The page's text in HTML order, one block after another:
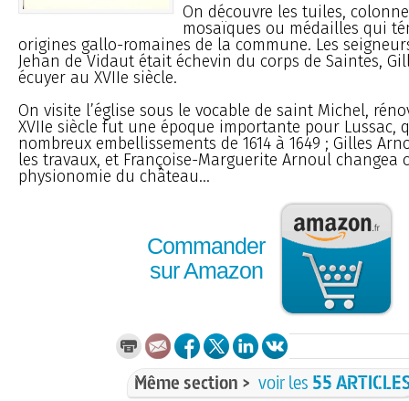
On découvre les tuiles,
mosaïques ou médailles qui
origines gallo-romaines de la commune. Les
Jehan de Vidaut était échevin du corps de Saintes,
écuyer au XVIIe siècle.
On visite l’église sous le vocable de saint Michel,
XVIIe siècle fut une époque importante pour Lussac,
nombreux embellissements de 1614 à 1649 ; Gilles
les travaux, et Françoise-Marguerite Arnoul changea
physionomie du château...
Commander
sur Amazon
Même section > voir les 55